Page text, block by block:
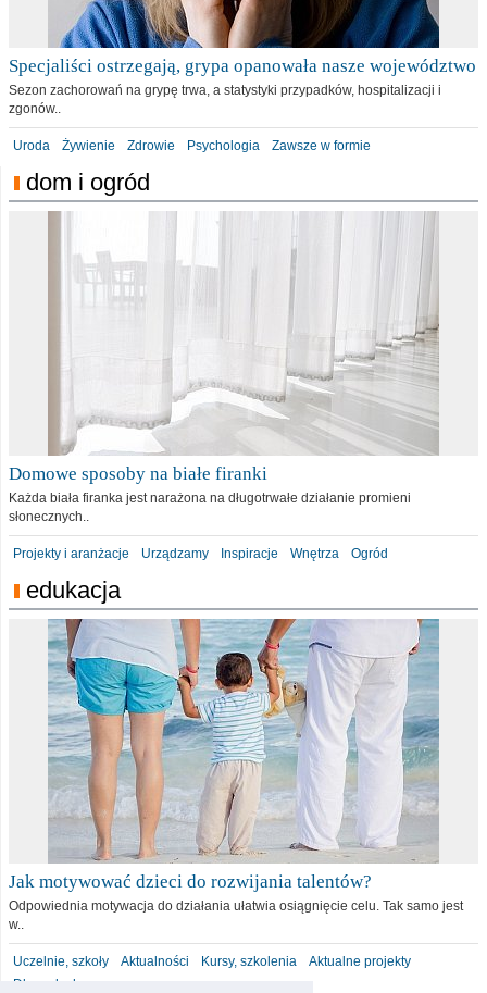
Specjaliści ostrzegają, grypa opanowała nasze województwo
Sezon zachorowań na grypę trwa, a statystyki przypadków, hospitalizacji i
zgonów..
Uroda Żywienie Zdrowie Psychologia Zawsze w formie
dom i ogród
Domowe sposoby na białe firanki
Każda biała firanka jest narażona na długotrwałe działanie promieni
słonecznych..
Projekty i aranżacje Urządzamy Inspiracje Wnętrza Ogród
edukacja
Jak motywować dzieci do rozwijania talentów?
Odpowiednia motywacja do działania ułatwia osiągnięcie celu. Tak samo jest
w..
Uczelnie, szkoły Aktualności Kursy, szkolenia
Aktualne projekty
Dla malucha